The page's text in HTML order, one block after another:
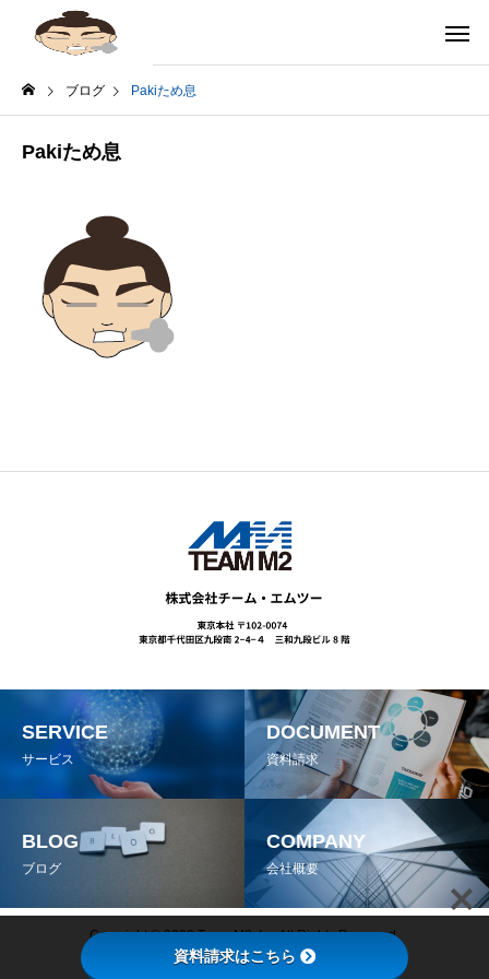
ブログ Pakiため息
Pakiため息
SERVICE
サービス
DOCUMENT
資料請求
BLOG
ブログ
COMPANY
会社概要
Copyright © 2022 Team M2, Inc All Rights Reserved.
プライバシーポリシー 情報セキュリティ基本方針
資料請求はこちら